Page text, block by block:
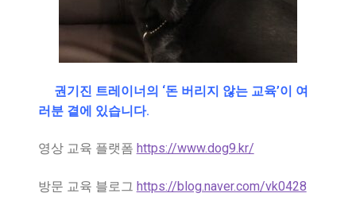
권기진 트레이너의 ‘돈 버리지 않는 교육’이 여
러분 곁에 있습니다.
영상 교육 플랫폼 https://www.dog9.kr/
방문 교육 블로그 https://blog.naver.com/vk0428